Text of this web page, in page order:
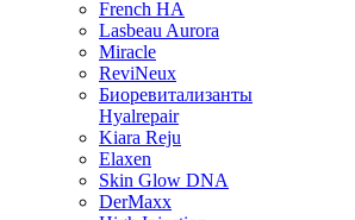
French HA
Lasbeau Aurora
Miracle
ReviNeux
Биоревитализанты
Hyalrepair
Kiara Reju
Elaxen
Skin Glow DNA
DerMaxx